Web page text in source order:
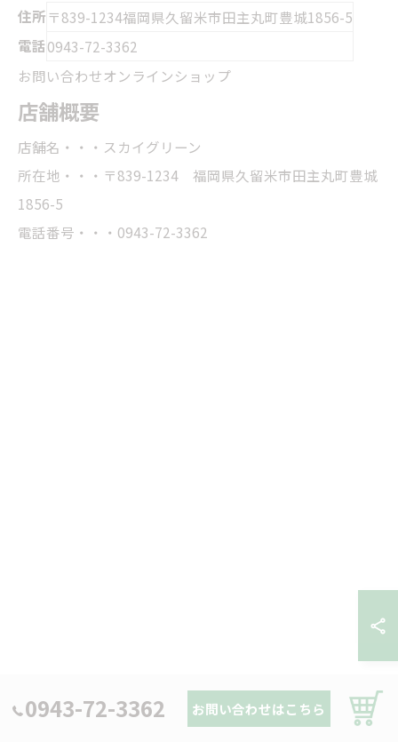
住所〒839-1234福岡県久留米市田主丸町豊城1856-5
電話0943-72-3362
お問い合わせオンラインショップ
店舗概要
店舗名・・・スカイグリーン
所在地・・・〒839-1234 福岡県久留米市田主丸町豊城
1856-5
電話番号・・・0943-72-3362
--------------------------------------------------------------------
0943-72-3362 お問い合わせはこちら